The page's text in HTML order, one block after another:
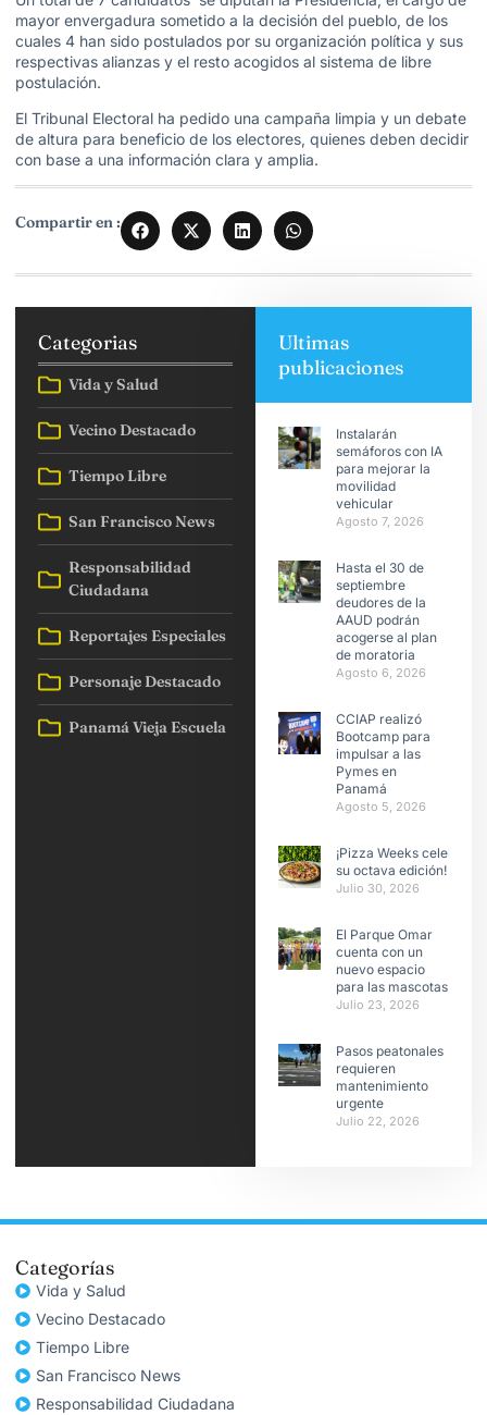
mayor envergadura sometido a la decisión del pueblo, de los
cuales 4 han sido postulados por su organización política y sus
respectivas alianzas y el resto acogidos al sistema de libre
postulación.
El Tribunal Electoral ha pedido una campaña limpia y un debate
de altura para beneficio de los electores, quienes deben decidir
con base a una información clara y amplia.
Compartir en :
Categorias
Vida y Salud
Vecino Destacado
Tiempo Libre
San Francisco News
Responsabilidad
Ciudadana
Reportajes Especiales
Personaje Destacado
Panamá Vieja Escuela
Ultimas
publicaciones
Instalarán
semáforos con IA
para mejorar la
movilidad
vehicular
Agosto 7, 2026
Hasta el 30 de
septiembre
deudores de la
AAUD podrán
acogerse al plan
de moratoria
Agosto 6, 2026
CCIAP realizó
Bootcamp para
impulsar a las
Pymes en
Panamá
Agosto 5, 2026
¡Pizza Weeks celebra
su octava edición!
Julio 30, 2026
El Parque Omar
cuenta con un
nuevo espacio
para las mascotas
Julio 23, 2026
Pasos peatonales
requieren
mantenimiento
urgente
Julio 22, 2026
Categorías
Vida y Salud
Vecino Destacado
Tiempo Libre
San Francisco News
Responsabilidad Ciudadana